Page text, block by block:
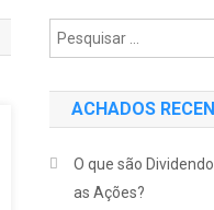
ACHADOS
O que são
as Ações?